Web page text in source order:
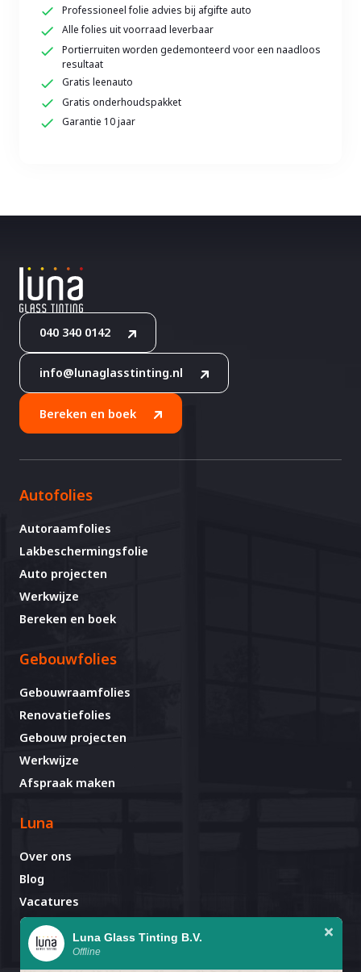
Professioneel folie advies bij afgifte auto
Alle folies uit voorraad leverbaar
Portierruiten worden gedemonteerd voor een naadloos
resultaat
Gratis leenauto
Gratis onderhoudspakket
Garantie 10 jaar
040 340 0142
info@lunaglasstinting.nl
Bereken en boek
Autofolies
Autoraamfolies
Lakbeschermingsfolie
Auto projecten
Werkwijze
Bereken en boek
Gebouwfolies
Gebouwraamfolies
Renovatiefolies
Gebouw projecten
Werkwijze
Afspraak maken
Luna
Over ons
Blog
Vacatures
Contact
Luna Glass Tinting B.V.
Offline